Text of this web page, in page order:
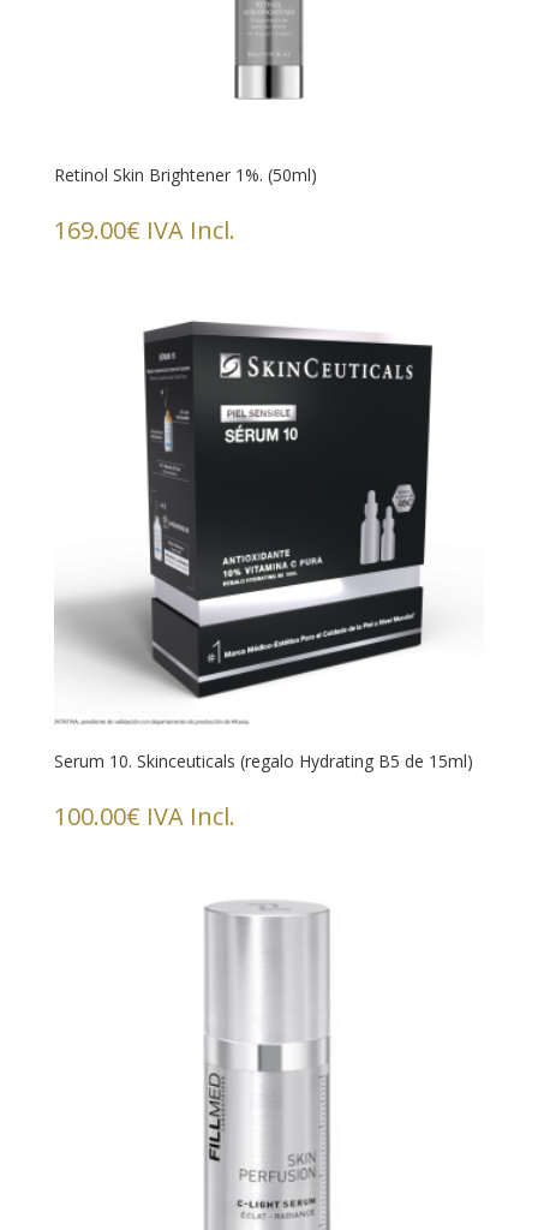
Retinol Skin Brightener 1%. (50ml)
169.00€ IVA Incl.
Serum 10. Skinceuticals (regalo Hydrating B5 de 15ml)
100.00€ IVA Incl.